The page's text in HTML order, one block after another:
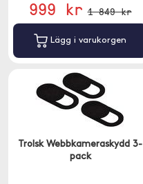
999 kr 1 849 kr
Lägg i varukorgen
Trolsk Webbkameraskydd 3-
pack